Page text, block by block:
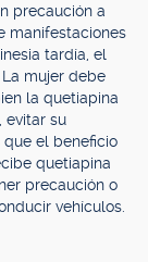
precaución a
manifestaciones
tardía, el
mujer debe
la quetiapina
evitar su
el beneficio
quetiapina
precaución o
vehículos.